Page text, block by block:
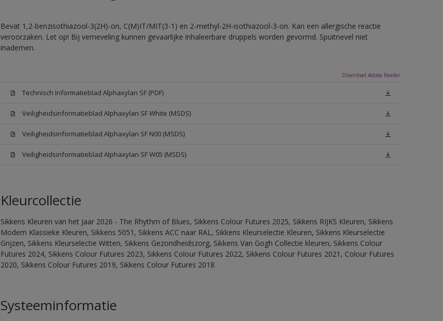
Bevat 1,2-benzisothiazool-3(2H)-on, C(M)IT/MIT(3-1) en 2-methyl-2H-isothiazool-3-on. Kan een allergische reactie
veroorzaken. Let op! Bij verneveling kunnen gevaarlijke inhaleerbare druppels worden gevormd. Spuitnevel niet
inademen.
Download Adobe Reader
Technisch Informatieblad Alphaxylan SF (PDF)
Veiligheidsinformatieblad Alphaxylan SF White (MSDS)
Veiligheidsinformatieblad Alphaxylan SF N00 (MSDS)
Veiligheidsinformatieblad Alphaxylan SF W05 (MSDS)
Kleurcollectie
Sikkens Kleuren van het Jaar 2026 - The Rhythm of Blues, Sikkens Colour Futures 2025, Sikkens RIJKS Kleuren, Sikkens
Modern Klassieke Kleuren, Sikkens 5051, Sikkens ACC naar RAL, Sikkens Kleurselectie Kleuren, Sikkens Kleurselectie
Grijzen, Sikkens Kleurselectie Witten, Sikkens Gezondheidszorg, Sikkens Van Gogh Collectie kleuren, Sikkens Colour
Futures 2024, Sikkens Colour Futures 2023, Sikkens Colour Futures 2022, Sikkens Colour Futures 2021, Colour Futures
2020, Sikkens Colour Futures 2019, Sikkens Colour Futures 2018
Systeeminformatie